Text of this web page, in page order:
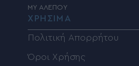
MY ΑΛΕΠΟΥ
ΧΡΗΣΙΜΑ
Πολιτική Απορρήτου
Όροι Χρήσης